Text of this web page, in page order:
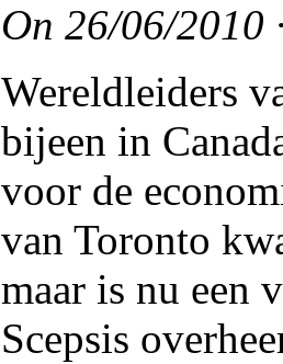
On 26/06/2010
Wereldleiders
bijeen in
voor de
van Toronto
maar is nu een
Scepsis